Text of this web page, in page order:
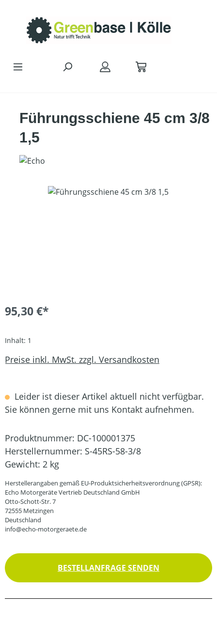
Führungsschiene 45 cm 3/8
1,5
Bildergalerie überspringen
95,30 €*
Inhalt: 1
Preise inkl. MwSt. zzgl. Versandkosten
Leider ist dieser Artikel aktuell nicht verfügbar.
Sie können gerne mit uns Kontakt aufnehmen.
Produktnummer: DC-100001375
Herstellernummer: S-45RS-58-3/8
Gewicht: 2 kg
Herstellerangaben gemäß EU-Produktsicherheitsverordnung (GPSR):
Echo Motorgeräte Vertrieb Deutschland GmbH
Otto-Schott-Str. 7
72555 Metzingen
Deutschland
info@echo-motorgeraete.de
BESTELLANFRAGE SENDEN